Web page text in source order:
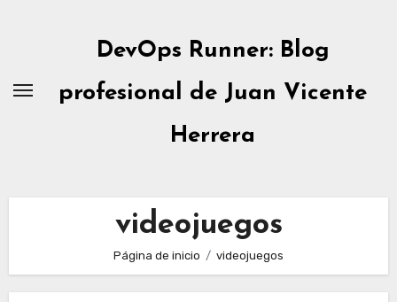
DevOps Runner: Blog
profesional de Juan Vicente
Herrera
videojuegos
Página de inicio videojuegos